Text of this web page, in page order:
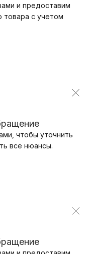
и предоставим
товара с учетом
чтобы уточнить
все нюансы.